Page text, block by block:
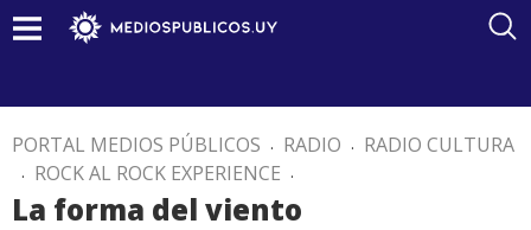
PORTAL MEDIOS PÚBLICOS . RADIO . RADIO CULTURA
. ROCK AL ROCK EXPERIENCE .
La forma del viento